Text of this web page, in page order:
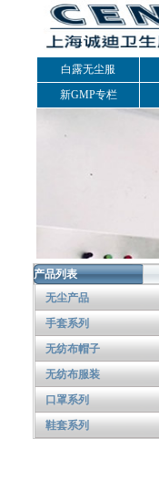
白露无尘服
新GMP专栏
产品列表
无尘产品
手套系列
无纺布帽子
无纺布服装
口罩系列
鞋套系列